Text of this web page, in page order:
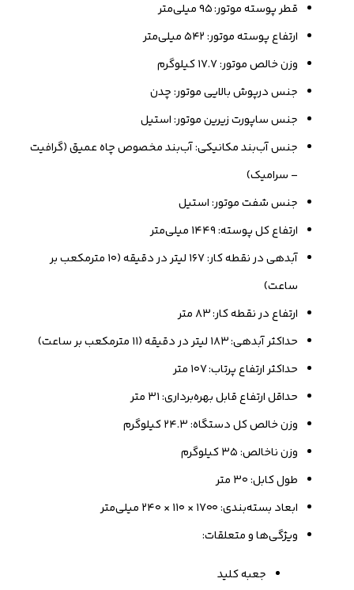
قطر پوسته موتور: ۹۵ میلی‌متر
ارتفاع پوسته موتور: ۵۴۲ میلی‌متر
وزن خالص موتور: ۱۷.۷ کیلوگرم
جنس درپوش بالایی موتور: چدن
جنس ساپورت زیرین موتور: استیل
جنس آب‌بند مکانیکی: آب‌بند مخصوص چاه عمیق (گرافیت
– سرامیک)
جنس شفت موتور: استیل
ارتفاع کل پوسته: ۱۴۴۹ میلی‌متر
آبدهی در نقطه کار: ۱۶۷ لیتر در دقیقه (۱۰ مترمکعب بر
ساعت)
ارتفاع در نقطه کار: ۸۳ متر
حداکثر آبدهی: ۱۸۳ لیتر در دقیقه (۱۱ مترمکعب بر ساعت)
حداکثر ارتفاع پرتاب: ۱۰۷ متر
حداقل ارتفاع قابل بهره‌برداری: ۳۱ متر
وزن خالص کل دستگاه: ۲۴.۳ کیلوگرم
وزن ناخالص: ۳۵ کیلوگرم
طول کابل: ۳۰ متر
ابعاد بسته‌بندی: ۱۷۰۰ × ۱۱۰ × ۲۴۰ میلی‌متر
ویژگی‌ها و متعلقات:
جعبه کلید